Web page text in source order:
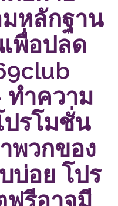
หลักฐาน
พื่อปลด
ทำความ
ปรโมชั่น
พวกของ
บ่อย โปร
ฟรีอาจมี